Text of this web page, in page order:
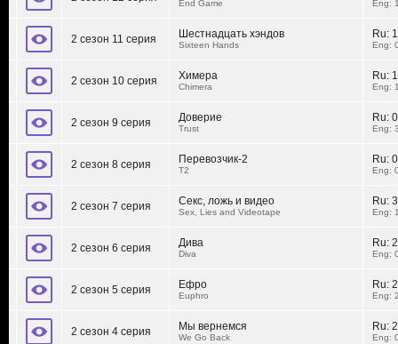
End Game Eng:
2 сезон 11 серия Шестнадцать хэндов
Sixteen Hands
Ru:
Eng:
2 сезон 10 серия Химера
Chimera
Ru:
Eng:
2 сезон 9 серия Доверие
Trust
Ru:
Eng:
2 сезон 8 серия Перевозчик-2
T2
Ru:
Eng:
2 сезон 7 серия Секс, ложь и видео
Sex, Lies and Videotape
Ru:
Eng:
2 сезон 6 серия Дива
Diva
Ru:
Eng:
2 сезон 5 серия Ефро
Euphro
Ru:
Eng:
2 сезон 4 серия Мы вернемся
We Go Back
Ru:
Eng: